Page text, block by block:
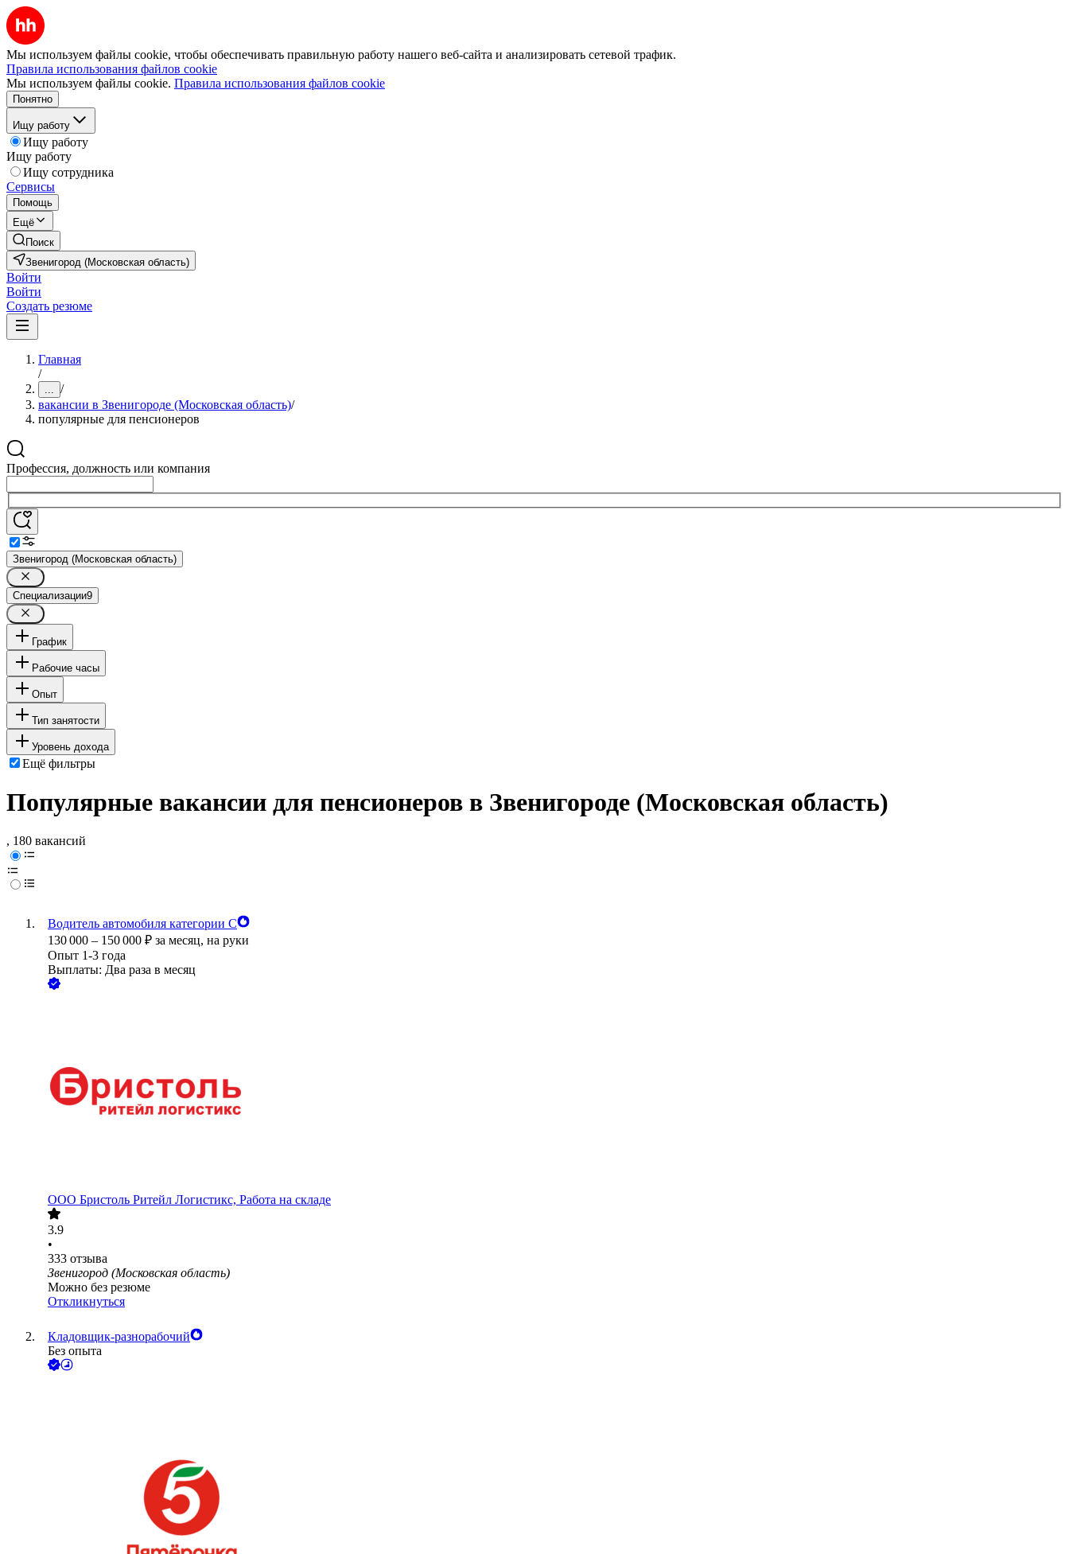
Мы используем файлы cookie, чтобы обеспечивать правильную работу нашего веб-сайта и анализировать сетевой трафик.
Правила использования файлов cookie
Мы используем файлы cookie. Правила использования файлов cookie
Понятно
Ищу работу
Ищу работу
Ищу работу
Ищу сотрудника
Сервисы
Помощь
Ещё
Поиск
Звенигород (Московская область)
Войти
Войти
Создать резюме
Главная
/
... /
вакансии в Звенигороде (Московская область)/
популярные для пенсионеров
Профессия, должность или компания
Звенигород (Московская область)
Специализации9
График
Рабочие часы
Опыт
Тип занятости
Уровень дохода
Ещё фильтры
Популярные вакансии для пенсионеров в Звенигороде (Московская область)
, 180 вакансий
Водитель автомобиля категории С
130 000 – 150 000 ₽ за месяц, на руки
Опыт 1-3 года
Выплаты: Два раза в месяц
ООО Бристоль Ритейл Логистикс, Работа на складе
3.9
•
333 отзыва
Звенигород (Московская область)
Можно без резюме
Откликнуться
Кладовщик-разнорабочий
Без опыта